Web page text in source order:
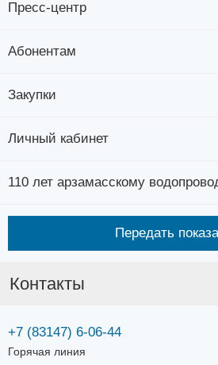
Пресс-центр
Абонентам
Закупки
Личный кабинет
110 лет арзамасскому
Передать
Контакты
+7 (83147) 6-06-44
Горячая линия